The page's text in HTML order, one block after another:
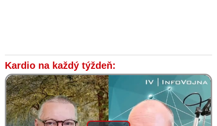
Kardio na každý týždeň: